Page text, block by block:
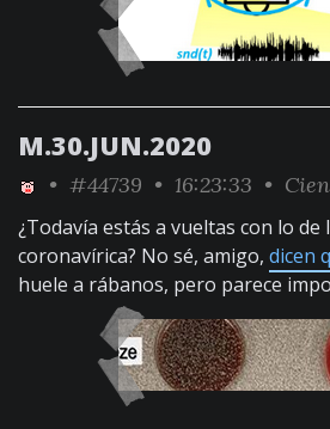
M.30.JUN.2020
• #44739 • 16:23:33 •
¿Todavía estás a vueltas con lo de
coronavírica? No sé, amigo, dicen
huele a rábanos, pero parece